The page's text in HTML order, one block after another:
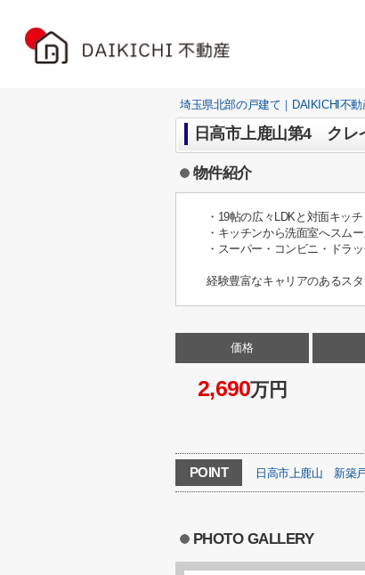
埼玉県北部の戸建て｜DAIKICHI不
日高市上鹿山第4 ク
物件紹介
・19帖の広々LDKと対面キッ
・キッチンから洗面室へスム
・スーパー・コンビニ・ドラ
経験豊富なキャリアのあるス
価格
2,690万円
POINT 日高市上鹿山 新築
PHOTO GALLERY